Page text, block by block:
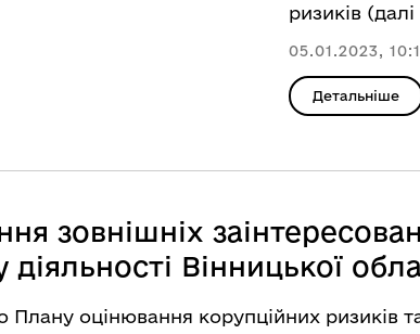
ризиків
05.01.2023,
Детальніше
зовнішніх
діяльності Вінницької
Плану оцінювання корупційних ризиків